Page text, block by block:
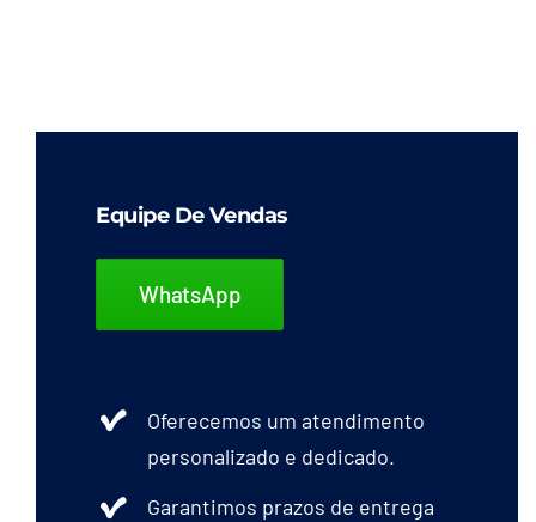
Equipe De Vendas
WhatsApp
Oferecemos um atendimento
personalizado e dedicado.
Garantimos prazos de entrega